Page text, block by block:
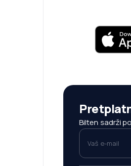
Bilten sadrži
Vaš e-mail